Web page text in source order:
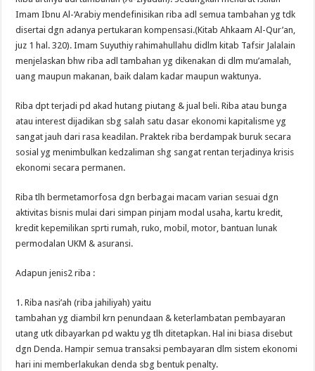
Imam Ibnu Al-‘Arabiy mendefinisikan riba adl semua tambahan yg tdk
disertai dgn adanya pertukaran kompensasi.(Kitab Ahkaam Al-Qur’an,
juz 1 hal. 320). Imam Suyuthiy rahimahullahu didlm kitab Tafsir Jalalain
menjelaskan bhw riba adl tambahan yg dikenakan di dlm mu’amalah,
uang maupun makanan, baik dalam kadar maupun waktunya.
Riba dpt terjadi pd akad hutang piutang & jual beli. Riba atau bunga
atau interest dijadikan sbg salah satu dasar ekonomi kapitalisme yg
sangat jauh dari rasa keadilan. Praktek riba berdampak buruk secara
sosial yg menimbulkan kedzaliman shg sangat rentan terjadinya krisis
ekonomi secara permanen.
Riba tlh bermetamorfosa dgn berbagai macam varian sesuai dgn
aktivitas bisnis mulai dari simpan pinjam modal usaha, kartu kredit,
kredit kepemilikan sprti rumah, ruko, mobil, motor, bantuan lunak
permodalan UKM & asuransi.
Adapun jenis2 riba :
1. Riba nasi’ah (riba jahiliyah) yaitu
tambahan yg diambil krn penundaan & keterlambatan pembayaran
utang utk dibayarkan pd waktu yg tlh ditetapkan. Hal ini biasa disebut
dgn Denda. Hampir semua transaksi pembayaran dlm sistem ekonomi
hari ini memberlakukan denda sbg bentuk penalty.